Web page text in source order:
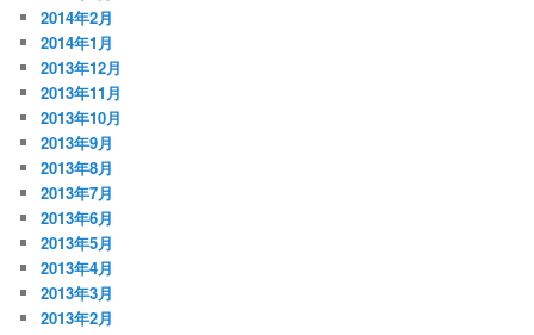
2014年2月
2014年1月
2013年12月
2013年11月
2013年10月
2013年9月
2013年8月
2013年7月
2013年6月
2013年5月
2013年4月
2013年3月
2013年2月